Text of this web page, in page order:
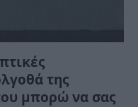
της
μπορώ να σας